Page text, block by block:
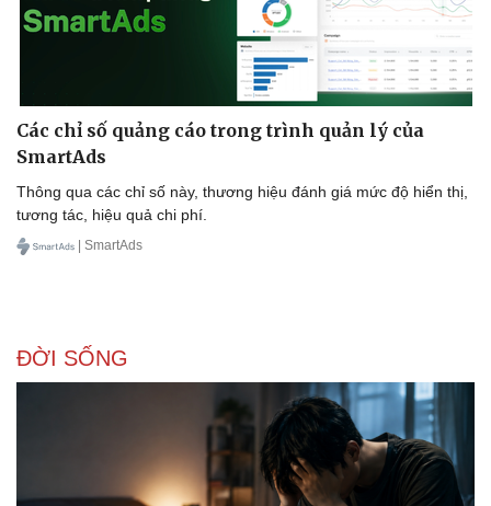
Cây thuốc
Sản phụ khoa
Làm đẹp - giảm cân
Phòng mạch online
Ăn sạch sống khỏe
Blog
Tình yêu - Gia đình
Các chỉ số quảng cáo trong trình quản lý của
SmartAds
Thông qua các chỉ số này, thương hiệu đánh giá mức độ hiển thị,
tương tác, hiệu quả chi phí.
| SmartAds
ĐỜI SỐNG